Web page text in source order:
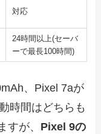
対応
24時間以上(セーバ
ーで最長100時間)
、Pixel 7aが
時間はどちらも
すが、 Pixel 9の